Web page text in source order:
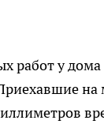
работ у
на